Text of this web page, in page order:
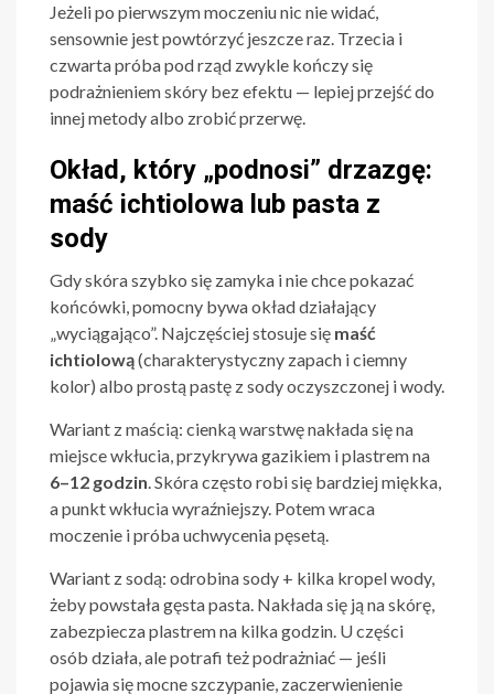
Jeżeli po pierwszym moczeniu nic nie widać,
sensownie jest powtórzyć jeszcze raz. Trzecia i
czwarta próba pod rząd zwykle kończy się
podrażnieniem skóry bez efektu — lepiej przejść do
innej metody albo zrobić przerwę.
Okład, który „podnosi” drzazgę:
maść ichtiolowa lub pasta z
sody
Gdy skóra szybko się zamyka i nie chce pokazać
końcówki, pomocny bywa okład działający
„wyciągająco”. Najczęściej stosuje się maść
ichtiolową(charakterystyczny zapach i ciemny
kolor) albo prostą pastę z sody oczyszczonej i wody.
Wariant z maścią: cienką warstwę nakłada się na
miejsce wkłucia, przykrywa gazikiem i plastrem na
6–12 godzin. Skóra często robi się bardziej miękka,
a punkt wkłucia wyraźniejszy. Potem wraca
moczenie i próba uchwycenia pęsetą.
Wariant z sodą: odrobina sody + kilka kropel wody,
żeby powstała gęsta pasta. Nakłada się ją na skórę,
zabezpiecza plastrem na kilka godzin. U części
osób działa, ale potrafi też podrażniać — jeśli
pojawia się mocne szczypanie, zaczerwienienie